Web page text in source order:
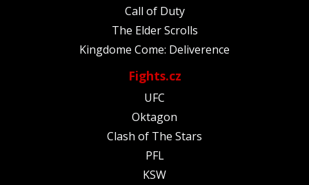
Call of Duty
The Elder Scrolls
Kingdome Come: Deliverence
Fights.cz
UFC
Oktagon
Clash of The Stars
PFL
KSW